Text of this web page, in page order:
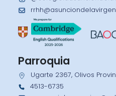
Parroquia
Ugarte 2367, Olivos
4513-6735